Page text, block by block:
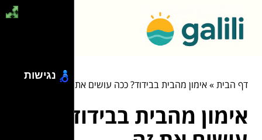
דף הבית»אימון מהבית בבידוד? ככה עושים את זה
אימון מהבית בבידוד? ככה
נגישות